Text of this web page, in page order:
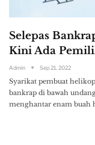
Selepas
Kini Ada
Admin Sep 21, 2022
Syarikat pembuat
bankrap di bawah
menghantar enam buah